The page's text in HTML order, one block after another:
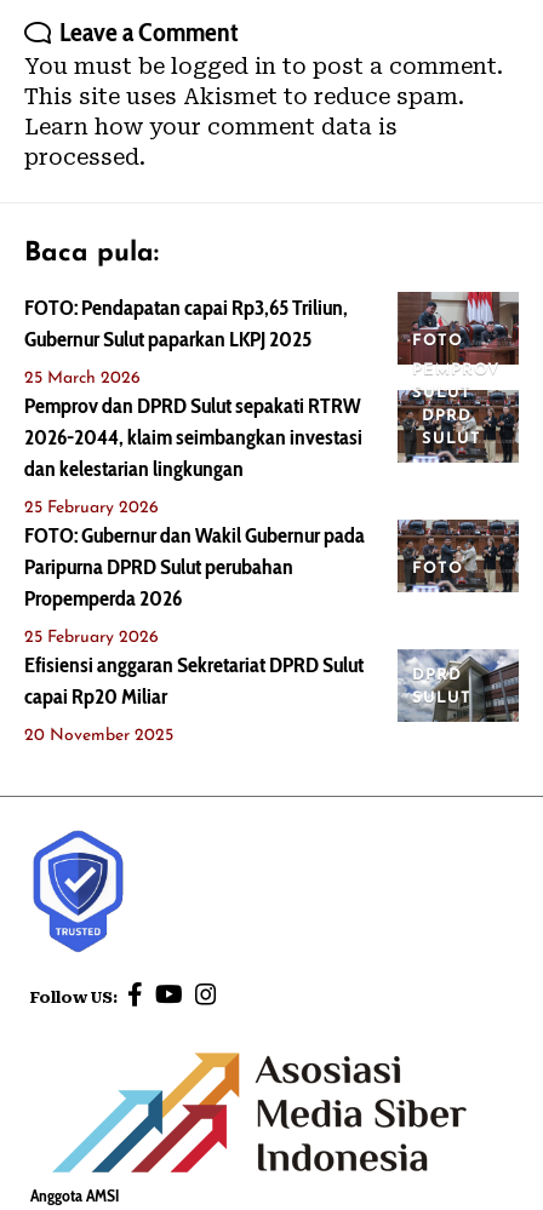
Leave a Comment
You must be logged in to post a comment.
This site uses Akismet to reduce spam.
Learn how your comment data is
processed.
Baca pula:
FOTO
FOTO: Pendapatan capai Rp3,65 Triliun,
Gubernur Sulut paparkan LKPJ 2025
25 March 2026
PEMPROV
SULUT
DPRD
SULUT
Pemprov dan DPRD Sulut sepakati RTRW
2026-2044, klaim seimbangkan investasi
dan kelestarian lingkungan
25 February 2026
FOTO
FOTO: Gubernur dan Wakil Gubernur pada
Paripurna DPRD Sulut perubahan
Propemperda 2026
25 February 2026
DPRD
SULUT
Efisiensi anggaran Sekretariat DPRD Sulut
capai Rp20 Miliar
20 November 2025
Follow US:
Anggota AMSI